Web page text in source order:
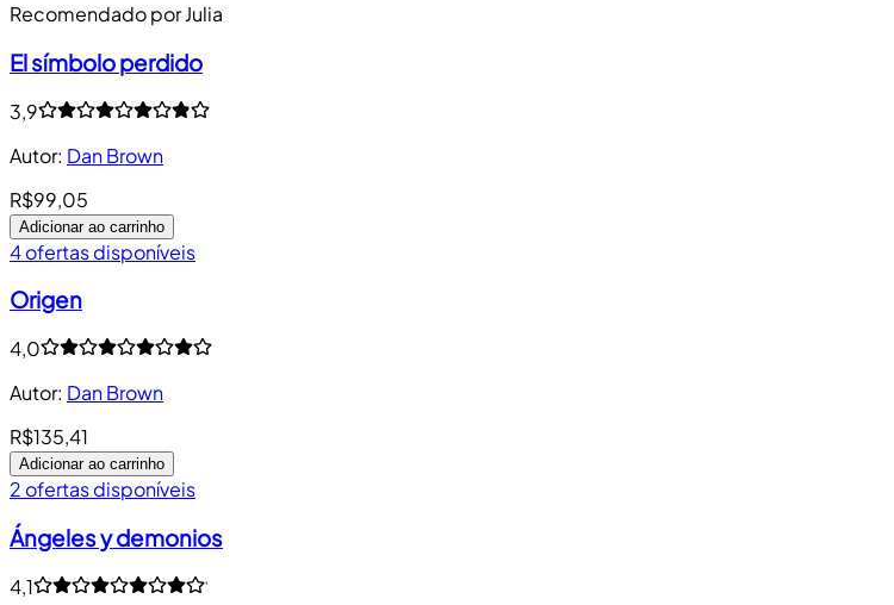
Recomendado por Julia
El símbolo perdido
3,9
Autor: Dan Brown
R$99,05
Adicionar ao carrinho
4 ofertas disponíveis
Origen
4,0
Autor: Dan Brown
R$135,41
Adicionar ao carrinho
2 ofertas disponíveis
Ángeles y demonios
4,1